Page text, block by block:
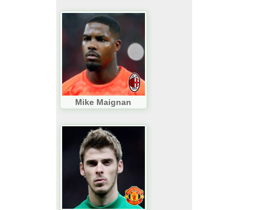
Mike Maignan